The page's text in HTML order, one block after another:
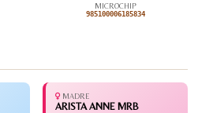
MICROCHIP
985100006185834
MADRE
ARISTA ANNE MRB